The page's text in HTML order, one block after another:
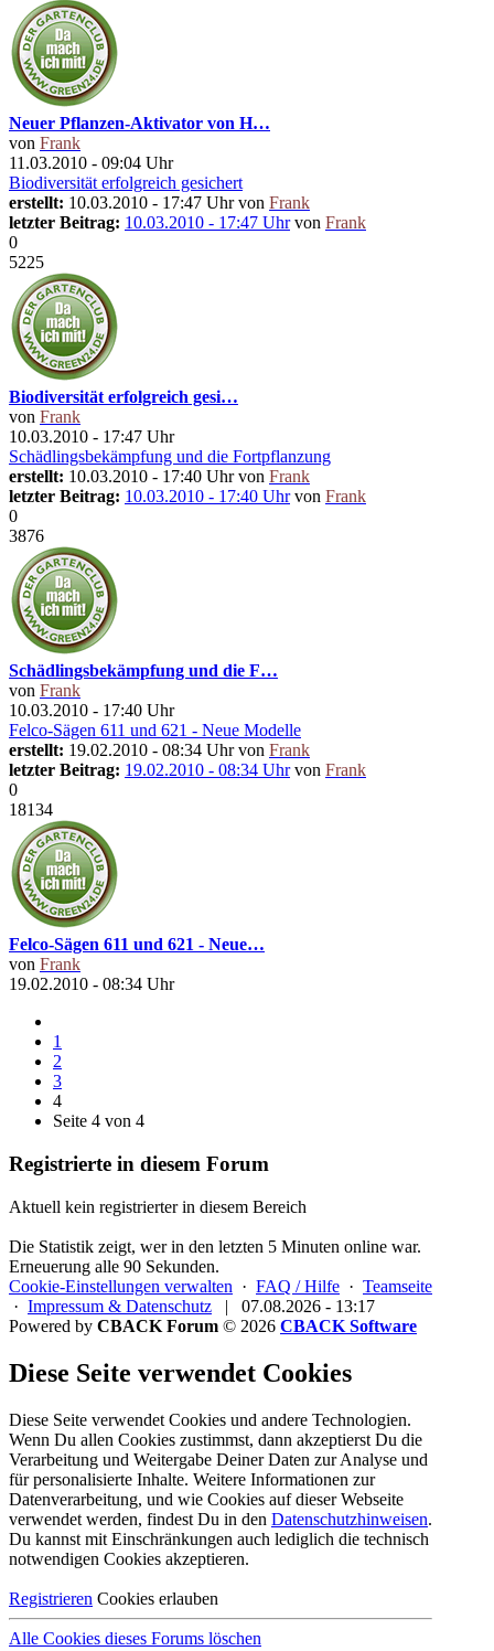
Neuer Pflanzen-Aktivator von H…
von Frank
11.03.2010 - 09:04 Uhr
Biodiversität erfolgreich gesichert
erstellt: 10.03.2010 - 17:47 Uhr von Frank
letzter Beitrag: 10.03.2010 - 17:47 Uhrvon Frank
0
5225
Biodiversität erfolgreich gesi…
von Frank
10.03.2010 - 17:47 Uhr
Schädlingsbekämpfung und die Fortpflanzung
erstellt: 10.03.2010 - 17:40 Uhr von Frank
letzter Beitrag: 10.03.2010 - 17:40 Uhrvon Frank
0
3876
Schädlingsbekämpfung und die F…
von Frank
10.03.2010 - 17:40 Uhr
Felco-Sägen 611 und 621 - Neue Modelle
erstellt: 19.02.2010 - 08:34 Uhr von Frank
letzter Beitrag: 19.02.2010 - 08:34 Uhrvon Frank
0
18134
Felco-Sägen 611 und 621 - Neue…
von Frank
19.02.2010 - 08:34 Uhr
1
2
3
4
Seite 4 von 4
Registrierte in diesem Forum
Aktuell kein registrierter in diesem Bereich
Die Statistik zeigt, wer in den letzten 5 Minuten online war.
Erneuerung alle 90 Sekunden.
Cookie-Einstellungen verwalten · FAQ / Hilfe · Teamseite
· Impressum & Datenschutz |
07.08.2026 - 13:17
Powered by CBACK Forum © 2026 CBACK Software
Diese Seite verwendet Cookies
Diese Seite verwendet Cookies und andere Technologien.
Wenn Du allen Cookies zustimmst, dann akzeptierst Du die
Verarbeitung und Weitergabe Deiner Daten zur Analyse und
für personalisierte Inhalte. Weitere Informationen zur
Datenverarbeitung, und wie Cookies auf dieser Webseite
verwendet werden, findest Du in den Datenschutzhinweisen.
Du kannst mit Einschränkungen auch lediglich die technisch
notwendigen Cookies akzeptieren.
Registrieren Cookies erlauben
Alle Cookies dieses Forums löschen